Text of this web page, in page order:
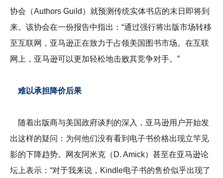
协会（Authors Guild）就预测传统实体书店的末日即将到
来。该协会在一份报告中指出：“通过强行将出版市场转移
至互联网，亚马逊正在致力于占领美国图书市场。在互联
网上，亚马逊可以更加轻松地击败其竞争对手。”
难以承担降价后果
随着出版商与美国政府谈判的深入，亚马逊用户开始发
出这样的疑问：为何他们没有看到电子书价格出现立竿见
影的下降趋势。网友阿米克（D. Amick）甚至在亚马逊论
坛上表示：“对于我来说，Kindle电子书的售价似乎出现了